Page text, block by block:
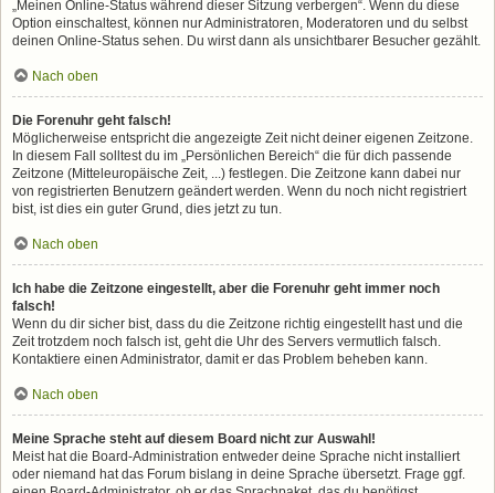
„Meinen Online-Status während dieser Sitzung verbergen“. Wenn du diese
Option einschaltest, können nur Administratoren, Moderatoren und du selbst
deinen Online-Status sehen. Du wirst dann als unsichtbarer Besucher gezählt.
Nach oben
Die Forenuhr geht falsch!
Möglicherweise entspricht die angezeigte Zeit nicht deiner eigenen Zeitzone.
In diesem Fall solltest du im „Persönlichen Bereich“ die für dich passende
Zeitzone (Mitteleuropäische Zeit, ...) festlegen. Die Zeitzone kann dabei nur
von registrierten Benutzern geändert werden. Wenn du noch nicht registriert
bist, ist dies ein guter Grund, dies jetzt zu tun.
Nach oben
Ich habe die Zeitzone eingestellt, aber die Forenuhr geht immer noch
falsch!
Wenn du dir sicher bist, dass du die Zeitzone richtig eingestellt hast und die
Zeit trotzdem noch falsch ist, geht die Uhr des Servers vermutlich falsch.
Kontaktiere einen Administrator, damit er das Problem beheben kann.
Nach oben
Meine Sprache steht auf diesem Board nicht zur Auswahl!
Meist hat die Board-Administration entweder deine Sprache nicht installiert
oder niemand hat das Forum bislang in deine Sprache übersetzt. Frage ggf.